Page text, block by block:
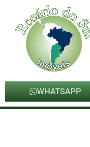
WHATSAPP